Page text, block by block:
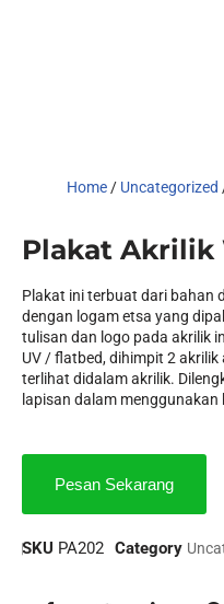
Home/ Uncategorized
Plakat Akrilik
Plakat ini terbuat dari bahan
dengan logam etsa yang
tulisan dan logo pada akrilik
UV / flatbed, dihimpit 2
terlihat didalam akrilik.
lapisan dalam menggunakan
Pesan Sekarang
SKU PA202 Category